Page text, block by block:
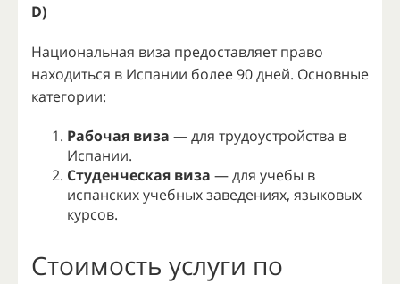
D)
Национальная виза предоставляет право
находиться в Испании более 90 дней. Основные
категории:
Рабочая виза — для трудоустройства в
Испании.
Студенческая виза — для учебы в
испанских учебных заведениях, языковых
курсов.
Cтоимость услуги по